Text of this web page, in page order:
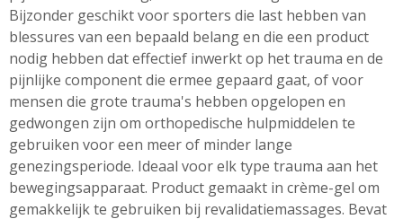
Bijzonder geschikt voor sporters die last hebben van
blessures van een bepaald belang en die een product
nodig hebben dat effectief inwerkt op het trauma en de
pijnlijke component die ermee gepaard gaat, of voor
mensen die grote trauma's hebben opgelopen en
gedwongen zijn om orthopedische hulpmiddelen te
gebruiken voor een meer of minder lange
genezingsperiode. Ideaal voor elk type trauma aan het
bewegingsapparaat. Product gemaakt in crème-gel om
gemakkelijk te gebruiken bij revalidatiemassages. Bevat